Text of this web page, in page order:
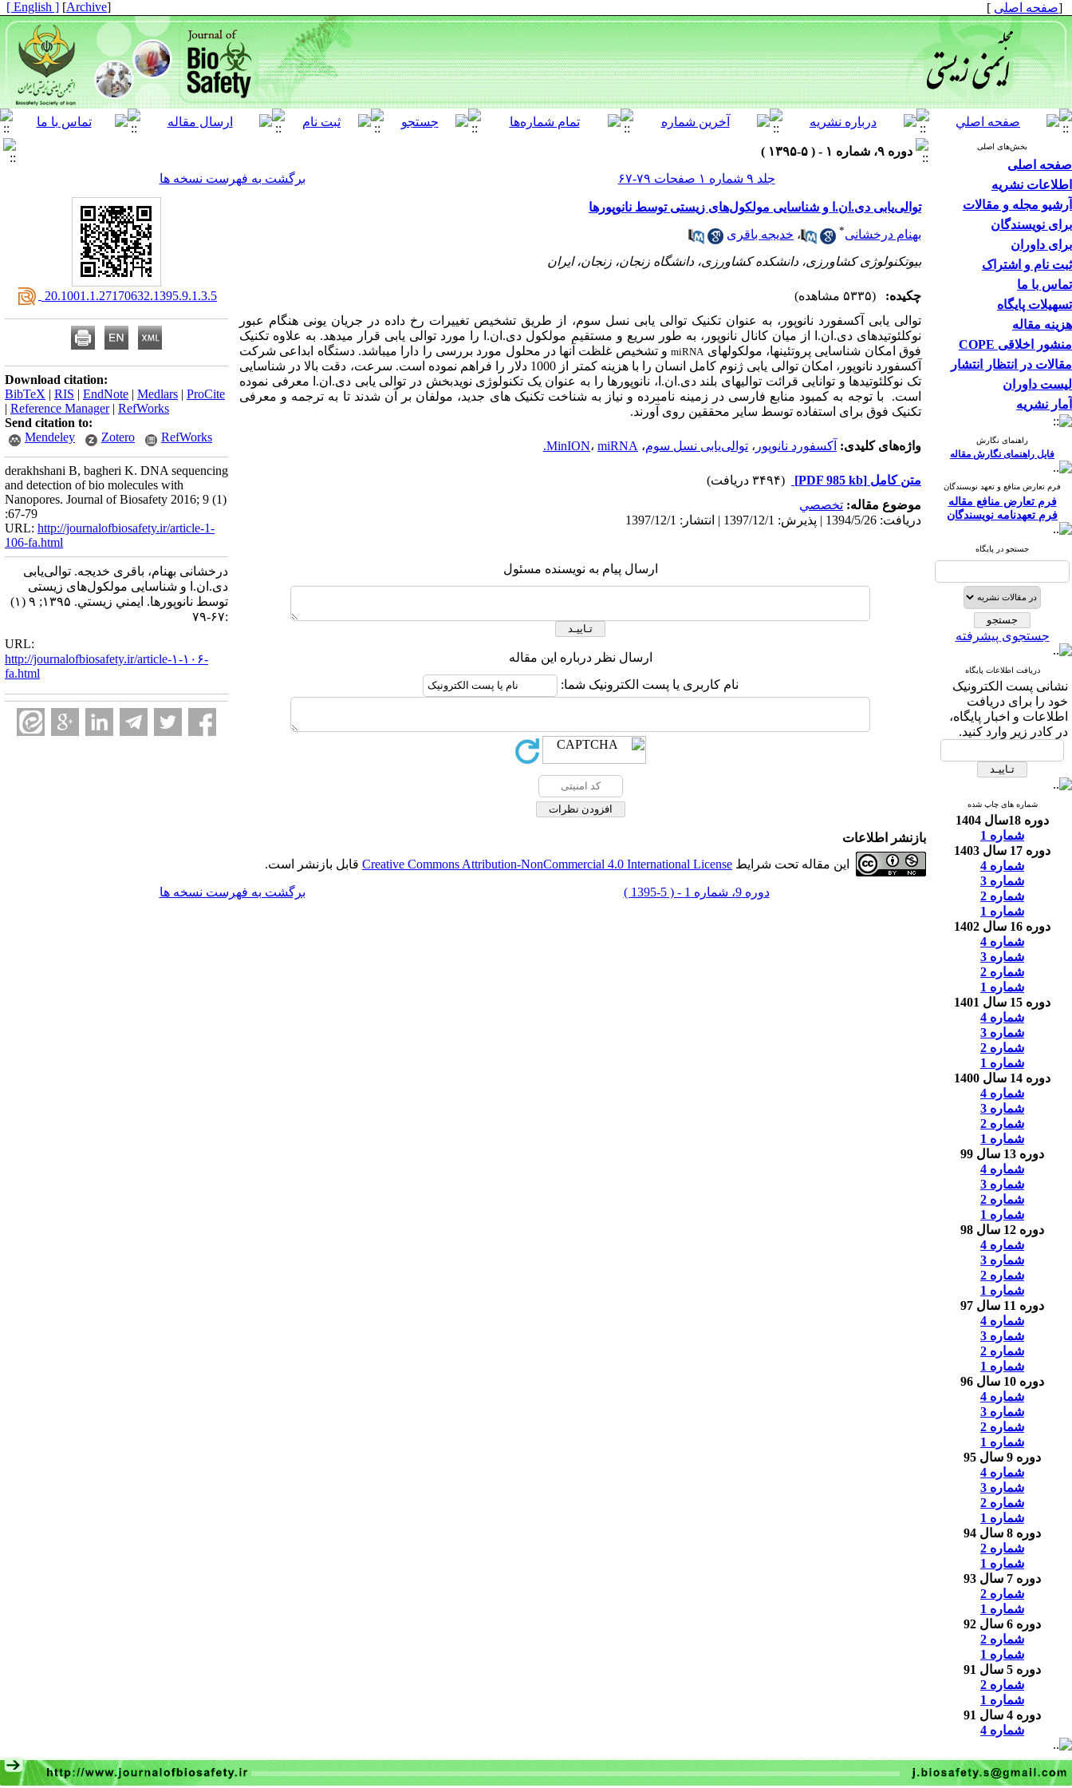
[صفحه اصلی ]
[
Archive
]
[ English ]
بخش‌های اصلی
صفحه اصلی
اطلاعات نشریه
آرشیو مجله و مقالات
برای نویسندگان
برای داوران
ثبت نام و اشتراک
تماس با ما
تسهیلات پایگاه
هزینه مقاله
منشور اخلاقی COPE
مقالات در انتظار انتشار
لیست داوران
آمار نشریه
راهنمای نگارش
فایل راهنمای نگارش مقاله
فرم تعارض منافع و تعهد نویسندگان
فرم تعارض منافع مقاله
فرم تعهدنامه نویسندگان
جستجو در پایگاه
جستجوی پیشرفته
دریافت اطلاعات پایگاه
نشانی پست الکترونیک
خود را برای دریافت
اطلاعات و اخبار پایگاه،
در کادر زیر وارد کنید.
شماره های چاپ شده
دوره 18سال 1404
شماره 1
دوره 17 سال 1403
شماره 4
شماره 3
شماره 2
شماره 1
دوره 16 سال 1402
شماره 4
شماره 3
شماره 2
شماره 1
دوره 15 سال 1401
شماره 4
شماره 3
شماره 2
شماره 1
دوره 14 سال 1400
شماره 4
شماره 3
شماره 2
شماره 1
دوره 13 سال 99
شماره 4
شماره 3
شماره 2
شماره 1
دوره 12 سال 98
شماره 4
شماره 3
شماره 2
شماره 1
دوره 11 سال 97
شماره 4
شماره 3
شماره 2
شماره 1
دوره 10 سال 96
شماره 4
شماره 3
شماره 2
شماره 1
دوره 9 سال 95
شماره 4
شماره 3
شماره 2
شماره 1
دوره 8 سال 94
شماره 2
شماره 1
دوره 7 سال 93
شماره 2
شماره 1
دوره 6 سال 92
شماره 2
شماره 1
دوره 5 سال 91
شماره 2
شماره 1
دوره 4 سال 91
شماره 4
دوره ۹، شماره ۱ - ( ۵-۱۳۹۵ )
جلد ۹ شماره ۱ صفحات ۷۹-۶۷
برگشت به فهرست نسخه ها
توالی‌یابی دی.ان.ا و شناسایی مولکول‌های زیستی توسط نانوپورها
بهنام درخشانی* ، خدیجه باقری
بیوتکنولوژی کشاورزی، دانشکده کشاورزی، دانشگاه زنجان، زنجان، ایران
چکیده:
(۵۳۳۵ مشاهده)
توالی­ یابی آکسفورد نانوپور، به ­عنوان تکنیک توالی­ یابی نسل سوم، از طریق تشخیص تغییرات رخ داده در جریان یونی هنگام عبور
نوکلئوتیدهای دی.ان.ا از میان کانال نانوپور، به ­طور سریع و مستقیم مولکول دی.ان.ا را مورد توالی­ یابی قرار می­دهد. به­ علاوه تکنیک
فوق امکان شناسایی پروتئین­ها، مولکول­های miRNAو تشخیص غلظت آن­ها در محلول مورد بررسی را دارا می­باشد. دستگاه ابداعی شرکت
آکسفورد نانوپور، امکان توالی­ یابی ژنوم کامل انسان را با هزینه کمتر از 1000 دلار را فراهم نموده است. سرعت، دقت بالا در شناسایی
تک نوکلئوتیدها و توانایی قرائت توالی­های بلند دی.ان.ا، نانوپورها را به­ عنوان یک تکنولوژی نویدبخش در توالی­ یابی دی.ان.ا معرفی نموده
است. با توجه به کمبود منابع فارسی در زمینه نامبرده و نیاز به شناخت تکنیک­ های جدید، مولفان بر آن شدند تا به ترجمه و معرفی
تکنیک فوق برای استفاده توسط سایر محققین روی آورند.
واژه‌های کلیدی: آکسفورد نانوپور ، توالی‌یابی نسل سوم، MinION، miRNA.
متن کامل [PDF 985 kb]
(۳۴۹۴ دریافت)
موضوع مقاله: تخصصي
دریافت: 1394/5/26 | پذیرش: 1397/12/1 | انتشار: 1397/12/1
ارسال پیام به نویسنده مسئول
ارسال نظر درباره این مقاله
نام کاربری یا پست الکترونیک شما:
‎ 20.1001.1.27170632.1395.9.1.3.5
Download citation:
BibTeX | RIS | EndNote | Medlars | ProCite
| Reference Manager| RefWorks
Send citation to:
Mendeley
Zotero RefWorks
derakhshani B, bagheri K. DNA sequencing
and detection of bio molecules with
Nanopores. Journal of Biosafety 2016; 9 (1)
:67-79
URL: http://journalofbiosafety.ir/article-1-
106-fa.html
درخشانی بهنام، باقری خدیجه. توالی‌یابی
دی.ان.ا و شناسایی مولکول‌های زیستی
توسط نانوپورها. ايمني زيستي. ۱۳۹۵; ۹ (۱)
:۶۷-۷۹
URL:
http://journalofbiosafety.ir/article-۱-۱۰۶-
fa.html
بازنشر اطلاعات
این مقاله تحت شرایط Creative Commons Attribution-NonCommercial 4.0 International License قابل بازنشر است.
دوره 9، شماره 1 - ( 5-1395 ) برگشت به فهرست نسخه ها